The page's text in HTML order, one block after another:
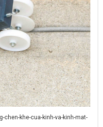
chen-khe-cua-kinh-va-kinh-mat-